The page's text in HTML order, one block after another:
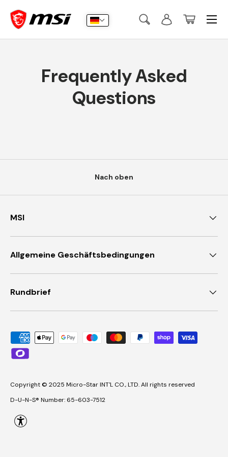
Direkt zum Inhalt
Suchen
SucheAnmelden
Korb
Menü
Frequently Asked
Questions
Nach oben
MSI
Allgemeine Geschäftsbedingungen
Rundbrief
Akzeptierte Zahlungsmethoden
Copyright © 2025 Micro-Star INT'L CO., LTD. All rights reserved
D-U-N-S® Number: 65-603-7512